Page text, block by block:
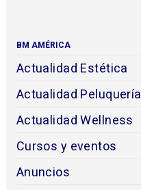
BM AMÉRICA
Actualidad Estética
Actualidad Peluquería
Actualidad Wellness
Cursos y eventos
Anuncios